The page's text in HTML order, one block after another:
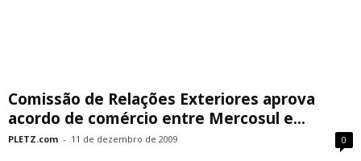
Comissão de Relações Exteriores aprova
acordo de comércio entre Mercosul e...
PLETZ.com - 11 de dezembro de 2009 0